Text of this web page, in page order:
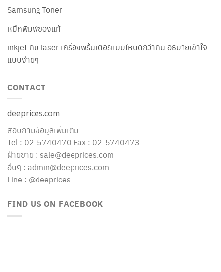
Samsung Toner
หมึกพิมพ์ของแท้
inkjet กับ laser เครื่องพริ้นเตอร์แบบไหนดีกว่ากัน อธิบายเข้าใจ
แบบง่ายๆ
CONTACT
deeprices.com
สอบถามข้อมูลเพิ่มเติม
Tel : 02-5740470 Fax : 02-5740473
ฝ่ายขาย : sale@deeprices.com
อื่นๆ : admin@deeprices.com
Line : @deeprices
FIND US ON FACEBOOK